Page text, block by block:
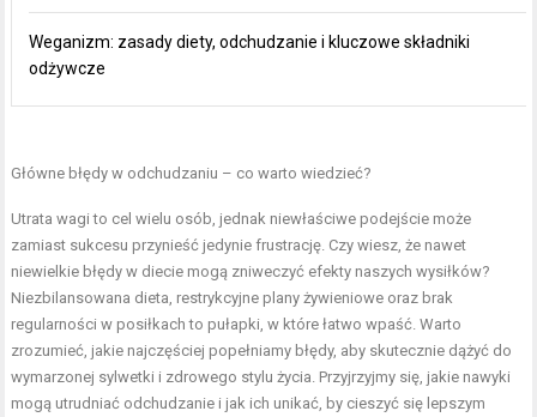
Weganizm: zasady diety, odchudzanie i kluczowe składniki
odżywcze
Główne błędy w odchudzaniu – co warto wiedzieć?
Utrata wagi to cel wielu osób, jednak niewłaściwe podejście może
zamiast sukcesu przynieść jedynie frustrację. Czy wiesz, że nawet
niewielkie błędy w diecie mogą zniweczyć efekty naszych wysiłków?
Niezbilansowana dieta, restrykcyjne plany żywieniowe oraz brak
regularności w posiłkach to pułapki, w które łatwo wpaść. Warto
zrozumieć, jakie najczęściej popełniamy błędy, aby skutecznie dążyć do
wymarzonej sylwetki i zdrowego stylu życia. Przyjrzyjmy się, jakie nawyki
mogą utrudniać odchudzanie i jak ich unikać, by cieszyć się lepszym